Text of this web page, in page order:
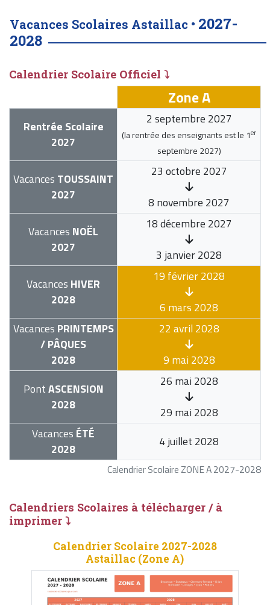
Vacances Scolaires Astaillac • 2027-
2028
Calendrier Scolaire Officiel ⤵
Calendrier Scolaire ZONE A 2027-2028
Zone A
Rentrée Scolaire
2027
2 septembre 2027
(la rentrée des enseignants est le 1er
septembre 2027)
Vacances TOUSSAINT
2027
23 octobre 2027
8 novembre 2027
Vacances NOËL
2027
18 décembre 2027
3 janvier 2028
Vacances HIVER
2028
19 février 2028
6 mars 2028
Vacances PRINTEMPS
/ PÂQUES
2028
22 avril 2028
9 mai 2028
PontASCENSION
2028
26 mai 2028
29 mai 2028
Vacances ÉTÉ
2028
4 juillet 2028
Calendriers Scolaires à télécharger / à
imprimer ⤵
Calendrier Scolaire 2027-2028
Astaillac (Zone A)